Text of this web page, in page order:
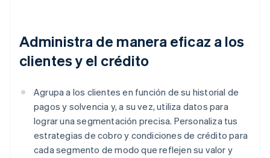
Administra de manera eficaz a los
clientes y el crédito
Agrupa a los clientes en función de su historial de
pagos y solvencia y, a su vez, utiliza datos para
lograr una segmentación precisa. Personaliza tus
estrategias de cobro y condiciones de crédito para
cada segmento de modo que reflejen su valor y